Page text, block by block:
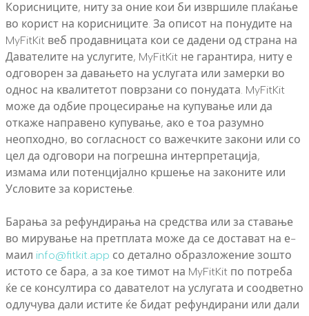
Корисниците, ниту за оние кои би извршиле плаќање
во корист на корисниците. За описот на понудите на
MyFitKit веб продавницата кои се дадени од страна на
Давателите на услугите, MyFitKit не гарантира, ниту е
одговорен за давањето на услугата или замерки во
однос на квалитетот поврзани со понудата. MyFitKit
може да одбие процесирање на купување или да
откаже направено купување, ако е тоа разумно
неопходно, во согласност со важечките закони или со
цел да одговори на погрешна интерпретација,
измама или потенцијално кршење на законите или
Условите за користење.
Барања за рефундирања на средства или за ставање
во мирување на претплата може да се достават на е-
маил info@fitkit.app со детално образложение зошто
истото се бара, а за кое тимот на MyFitKit по потреба
ќе се консултира со давателот на услугата и соодветно
одлучува дали истите ќе бидат рефундирани или дали